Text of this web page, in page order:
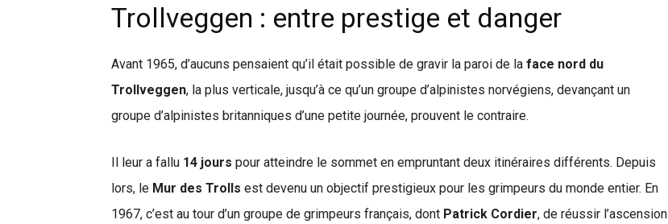
Trollveggen : entre prestige et danger
Avant 1965, d’aucuns pensaient qu’il était possible de gravir la paroi de la face nord du
Trollveggen, la plus verticale, jusqu’à ce qu’un groupe d’alpinistes norvégiens, devançant un
groupe d’alpinistes britanniques d’une petite journée, prouvent le contraire.
Il leur a fallu 14 jours pour atteindre le sommet en empruntant deux itinéraires différents. Depuis
lors, le Mur des Trolls est devenu un objectif prestigieux pour les grimpeurs du monde entier. En
1967, c’est au tour d’un groupe de grimpeurs français, dont Patrick Cordier, de réussir l’ascension